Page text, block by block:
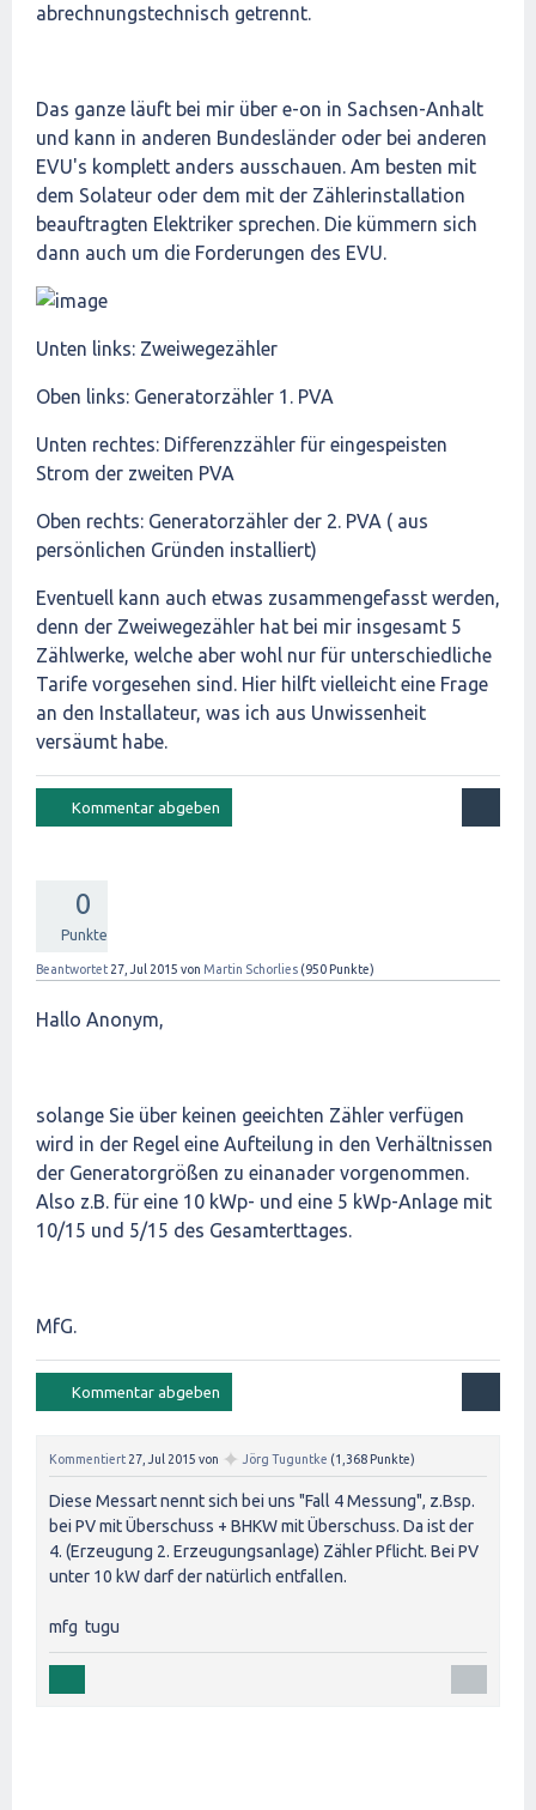
abrechnungstechnisch getrennt.
Das ganze läuft bei mir über e-on in Sachsen-Anhalt
und kann in anderen Bundesländer oder bei anderen
EVU's komplett anders ausschauen. Am besten mit
dem Solateur oder dem mit der Zählerinstallation
beauftragten Elektriker sprechen. Die kümmern sich
dann auch um die Forderungen des EVU.
Unten links: Zweiwegezähler
Oben links: Generatorzähler 1. PVA
Unten rechtes: Differenzzähler für eingespeisten
Strom der zweiten PVA
Oben rechts: Generatorzähler der 2. PVA ( aus
persönlichen Gründen installiert)
Eventuell kann auch etwas zusammengefasst werden,
denn der Zweiwegezähler hat bei mir insgesamt 5
Zählwerke, welche aber wohl nur für unterschiedliche
Tarife vorgesehen sind. Hier hilft vielleicht eine Frage
an den Installateur, was ich aus Unwissenheit
versäumt habe.
0
Punkte
Beantwortet 27, Jul 2015 von Martin Schorlies (950 Punkte)
Hallo Anonym,
solange Sie über keinen geeichten Zähler verfügen
wird in der Regel eine Aufteilung in den Verhältnissen
der Generatorgrößen zu einanader vorgenommen.
Also z.B. für eine 10 kWp- und eine 5 kWp-Anlage mit
10/15 und 5/15 des Gesamterttages.
MfG.
Kommentiert 27, Jul 2015 von ✦ Jörg Tuguntke (1,368 Punkte)
Diese Messart nennt sich bei uns "Fall 4 Messung", z.Bsp.
bei PV mit Überschuss + BHKW mit Überschuss. Da ist der
4. (Erzeugung 2. Erzeugungsanlage) Zähler Pflicht. Bei PV
unter 10 kW darf der natürlich entfallen.
mfg tugu